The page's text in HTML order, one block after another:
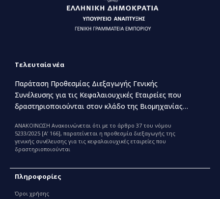
Τελευταία νέα
Παράταση Προθεσμίας Διεξαγωγής Γενικής
Συνέλευσης για τις Κεφαλαιουχικές Εταιρείες που
δραστηριοποιούνται στον κλάδο της Βιομηχανίας
ΑΝΑΚΟΙΝΩΣΗ Ανακοινώνεται ότι με το άρθρο 37 του νόμου
5233/2025 [Α’ 166], παρατείνεται η προθεσμία διεξαγωγής της
γενικής συνέλευσης για τις κεφαλαιουχικές εταιρείες που
δραστηριοποιούνται
Πληροφορίες
Όροι χρήσης